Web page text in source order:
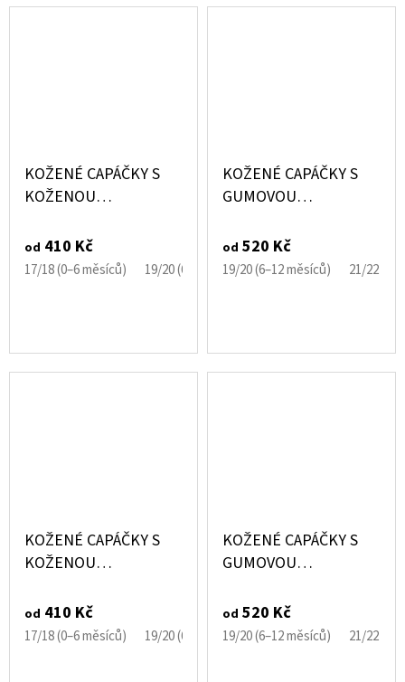
KOŽENÉ CAPÁČKY S
KOŽENOU
EBOOBA
od 410 Kč
17/18 (0–6 měsíců) 19/20 (6–12 měsíců) 21/22 (12–18 měsíců)
KOŽENÉ CAPÁČKY S
GUMOVOU
PERFOROVANÉ
CAROZOO
od 520 Kč
19/20 (6–12 měsíců) 21/22
KOŽENÉ CAPÁČKY S
KOŽENOU
TENISKY CAROZOO
od 410 Kč
17/18 (0–6 měsíců) 19/20 (6–12 měsíců) 21/22 (12–18 měsíců)
KOŽENÉ CAPÁČKY S
GUMOVOU
CAROZOO
od 520 Kč
19/20 (6–12 měsíců) 21/22